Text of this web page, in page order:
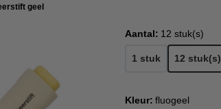
geel
Aantal: 12 stuk(s)
1 stuk 12 stuk(s)
Kleur: fluogeel